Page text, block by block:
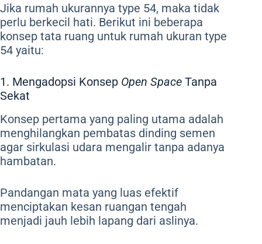
Jika rumah ukurannya type 54, maka tidak
perlu berkecil hati. Berikut ini beberapa
konsep tata ruang untuk rumah ukuran type
54 yaitu:
1. Mengadopsi Konsep Open Space Tanpa
Sekat
Konsep pertama yang paling utama adalah
menghilangkan pembatas dinding semen
agar sirkulasi udara mengalir tanpa adanya
hambatan.
Pandangan mata yang luas efektif
menciptakan kesan ruangan tengah
menjadi jauh lebih lapang dari aslinya.